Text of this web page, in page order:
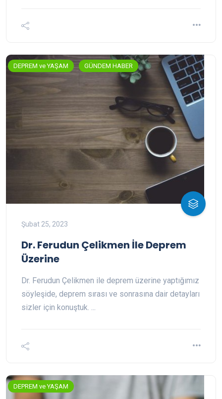
DEPREM ve YAŞAM GÜNDEM HABER
Şubat 25, 2023
Dr. Ferudun Çelikmen İle Deprem
Üzerine
Dr. Ferudun Çelikmen ile deprem üzerine yaptığımız
söyleşide, deprem sırası ve sonrasına dair detayları
sizler için konuştuk. ...
DEPREM ve YAŞAM